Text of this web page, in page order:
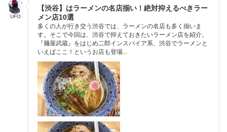
UFO
【渋谷】はラーメンの名店揃い！絶対抑えるべきラー
メン店10選
多くの人が行き交う渋谷では、ラーメンの名店も多く揃いま
す。そこで今回は、渋谷で抑えておきたいラーメン店を紹介。
『麺屋武蔵』をはじめ二郎インスパイア系、渋谷でラーメンと
いえばここ！というお店も登場...